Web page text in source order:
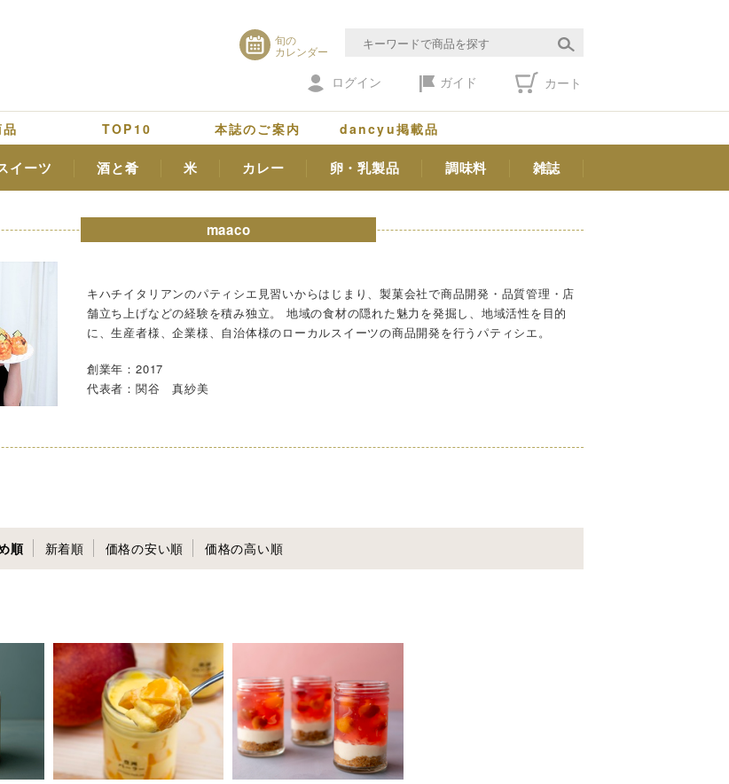
旬の
カレンダー
ログイン ガイド カート
TOP10 本誌のご案内 dancyu掲載品
イーツ 酒と肴 米 カレー 卵・乳製品 調味料 雑誌
maaco
キハチイタリアンのパティシエ見習いからはじまり、製菓会社で商品開発・品質管理・店
舗立ち上げなどの経験を積み独立。 地域の食材の隠れた魅力を発掘し、地域活性を目的
に、生産者様、企業様、自治体様のローカルスイーツの商品開発を行うパティシエ。
創業年：2017
代表者：関谷 真紗美
順 新着順 価格の安い順 価格の高い順